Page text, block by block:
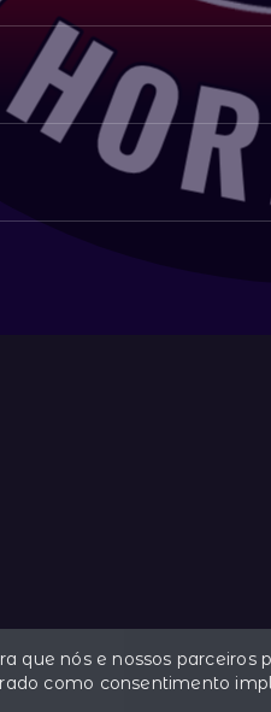
que nós e nossos
como consentimento